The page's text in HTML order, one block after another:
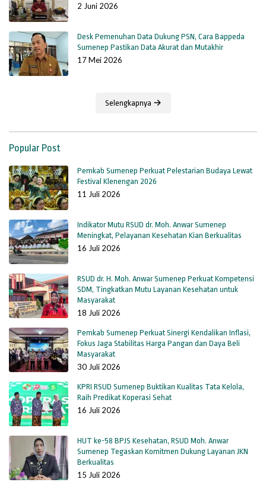
2 Juni 2026
Desk Pemenuhan Data Dukung PSN, Cara Bappeda
Sumenep Pastikan Data Akurat dan Mutakhir
17 Mei 2026
Selengkapnya
Popular Post
Pemkab Sumenep Perkuat Pelestarian Budaya Lewat
Festival Klenengan 2026
11 Juli 2026
Indikator Mutu RSUD dr. Moh. Anwar Sumenep
Meningkat, Pelayanan Kesehatan Kian Berkualitas
16 Juli 2026
RSUD dr. H. Moh. Anwar Sumenep Perkuat Kompetensi
SDM, Tingkatkan Mutu Layanan Kesehatan untuk
Masyarakat
18 Juli 2026
Pemkab Sumenep Perkuat Sinergi Kendalikan Inflasi,
Fokus Jaga Stabilitas Harga Pangan dan Daya Beli
Masyarakat
30 Juli 2026
KPRI RSUD Sumenep Buktikan Kualitas Tata Kelola,
Raih Predikat Koperasi Sehat
16 Juli 2026
HUT ke-58 BPJS Kesehatan, RSUD Moh. Anwar
Sumenep Tegaskan Komitmen Dukung Layanan JKN
Berkualitas
15 Juli 2026